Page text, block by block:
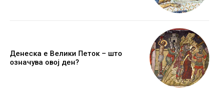
Денеска е Велики Петок – што
означува овој ден?